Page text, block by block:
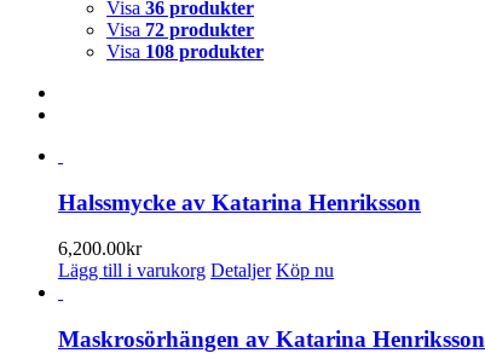
Visa 36 produkter
Visa 72 produkter
Visa 108 produkter
Halssmycke av Katarina Henriksson
6,200.00kr
Lägg till i varukorg Detaljer Köp nu
Maskrosörhängen av Katarina Henriksson